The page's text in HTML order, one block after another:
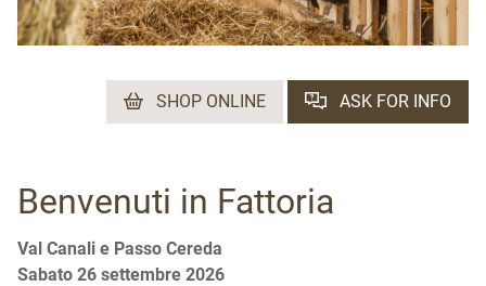
SHOP ONLINE ASK FOR INFO
Benvenuti in Fattoria
Val Canali e Passo Cereda
Sabato 26 settembre 2026